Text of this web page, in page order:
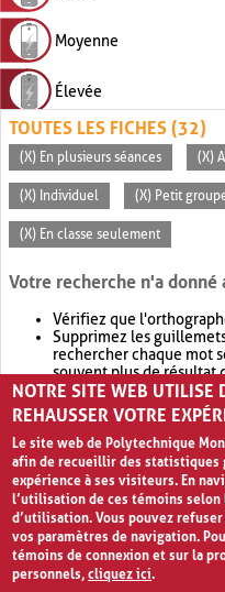
Moyenne
Élevée
TOUTES LES FICHES (32)
(X) En plusieurs séances (X)
(X) Individuel (X) Petit
(X) En classe seulement
Votre recherche n'a donné
Vérifiez que
Supprimez les
rechercher chaque mot
souvent plus de résultat
Envisagez d'élargir
retournera souvent plus
NOTRE SITE WEB UTILISE
REHAUSSER VOTRE
Le site web de Polytechnique
afin de recueillir des
expérience à ses visiteurs. En
l’utilisation de ces témoins
d’utilisation. Vous pouvez
vos paramètres de navigation.
témoins de connexion et sur la
personnels,cliquez ici.